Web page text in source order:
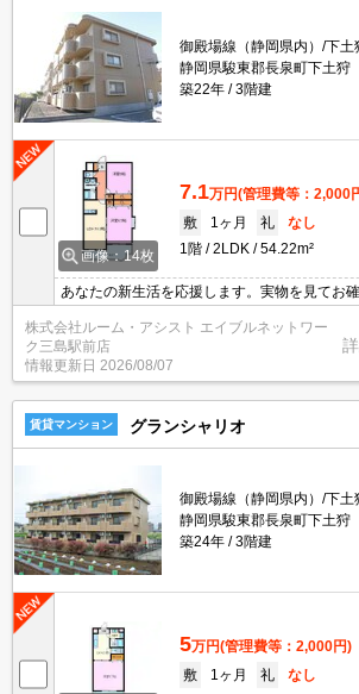
御殿場線（静岡県内）/下土
静岡県駿東郡長泉町下土狩
築22年
3階建
画像：14枚
7.1万円(管理費等：2,000
敷
1ヶ月 礼
なし
1階
2LDK 54.22m²
あなたの新生活を応援します。実物を見てお
株式会社ルーム・アシスト エイブルネットワー
ク三島駅前店
情報更新日 2026/08/07
賃貸マンション グランシャリオ
御殿場線（静岡県内）/下
静岡県駿東郡長泉町下土狩
築24年
3階建
5万円(管理費等：2,000円)
敷
1ヶ月 礼 なし